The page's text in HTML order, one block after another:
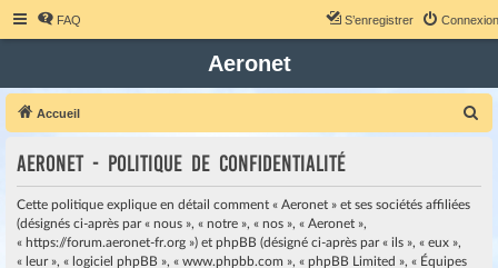
FAQ Connexion
S’enregistrer
Aeronet
Accueil
Aeronet - Politique de confidentialité
Cette politique explique en détail comment « Aeronet » et ses sociétés affiliées
(désignés ci-après par « nous », « notre », « nos », « Aeronet »,
« https://forum.aeronet-fr.org ») et phpBB (désigné ci-après par « ils », « eux »,
« leur », « logiciel phpBB », « www.phpbb.com », « phpBB Limited », « Équipes